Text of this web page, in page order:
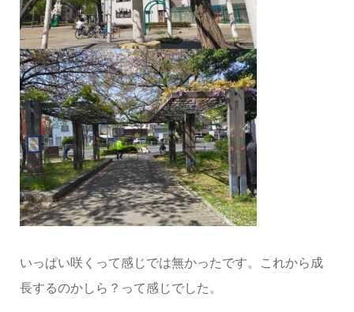
いっぱい咲くって感じでは無かったです。これから成
長するのかしら？って感じでした。